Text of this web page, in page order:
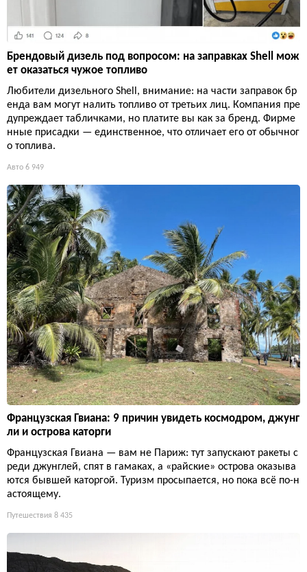
Брендовый дизель под вопросом: на заправках Shell мож
ет оказаться чужое топливо
Любители дизельного Shell, внимание: на части заправок бр
енда вам могут налить топливо от третьих лиц. Компания пре
дупреждает табличками, но платите вы как за бренд. Фирме
нные присадки — единственное, что отличает его от обычног
о топлива.
Авто 6 949
Французская Гвиана: 9 причин увидеть космодром, джунг
ли и острова каторги
Французская Гвиана — вам не Париж: тут запускают ракеты с
реди джунглей, спят в гамаках, а «райские» острова оказыва
ются бывшей каторгой. Туризм просыпается, но пока всё по-н
астоящему.
Путешествия 8 435